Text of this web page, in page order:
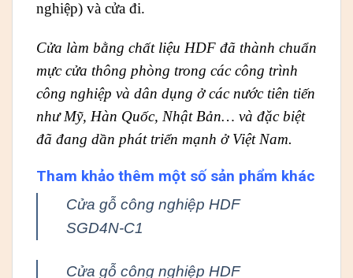
nghiệp) và cửa đi.
Cửa làm bằng chất liệu HDF đã thành chuẩn
mực cửa thông phòng trong các công trình
công nghiệp và dân dụng ở các nước tiên tiến
như Mỹ, Hàn Quốc, Nhật Bản… và đặc biệt
đã đang dần phát triển mạnh ở Việt Nam.
Tham khảo thêm một số sản phẩm khác
Cửa gỗ công nghiệp HDF
SGD4N-C1
Cửa gỗ công nghiệp HDF